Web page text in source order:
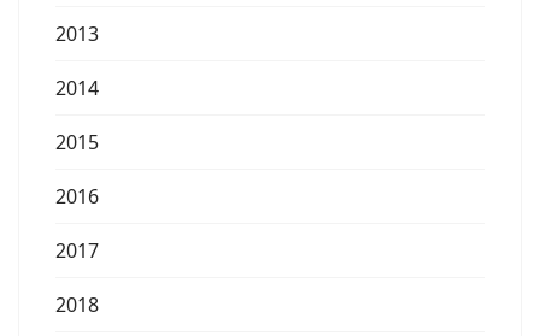
2013
2014
2015
2016
2017
2018